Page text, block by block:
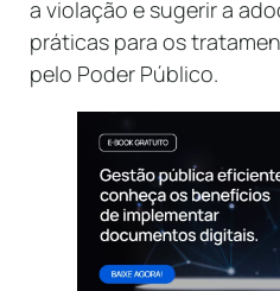
a violação e sugerir a
práticas para os
pelo Poder Público.